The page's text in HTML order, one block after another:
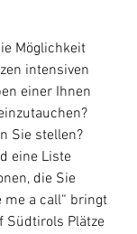
Möglichkeit
intensiven
einer Ihnen
Sie stellen?
eine Liste
die Sie
me a call“ bringt
Südtirols Plätze